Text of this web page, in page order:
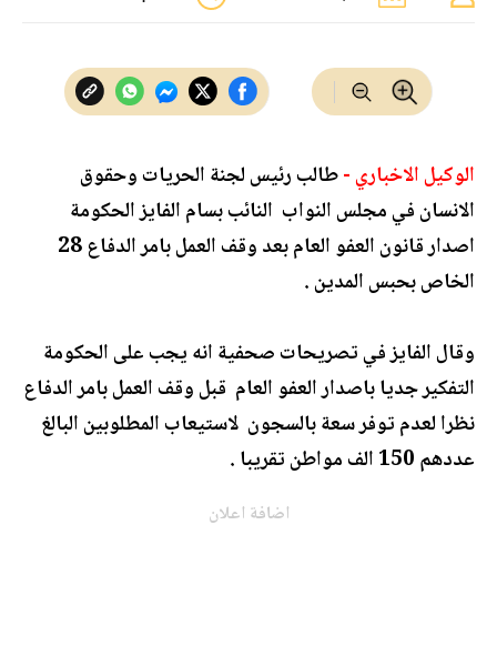
الوكيل الاخباري -طالب رئيس لجنة الحريات وحقوق
الانسان في مجلس النواب النائب بسام الفايز الحكومة
اصدار قانون العفو العام بعد وقف العمل بامر الدفاع 28
الخاص بحبس المدين .
وقال الفايز في تصريحات صحفية انه يجب على الحكومة
التفكير جديا باصدار العفو العام قبل وقف العمل بامر الدفاع
نظرا لعدم توفر سعة بالسجون لاستيعاب المطلوبين البالغ
عددهم 150 الف مواطن تقريبا .
اضافة اعلان